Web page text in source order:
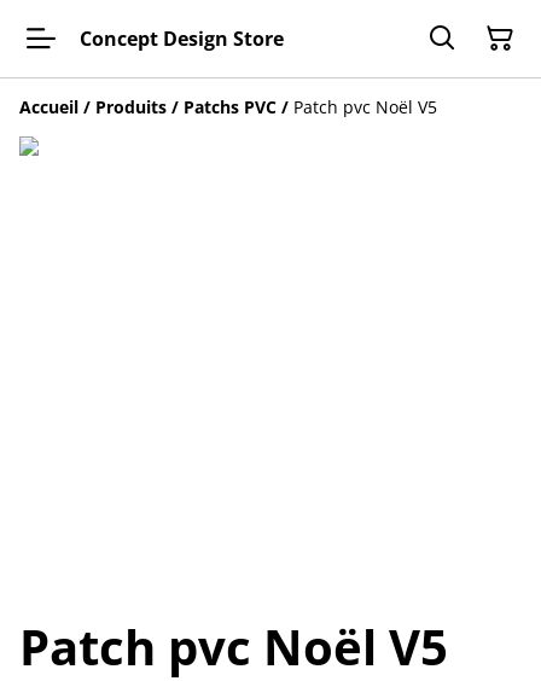
Concept Design Store
Accueil / Produits / Patchs PVC / Patch pvc Noël V5
Patch pvc Noël V5